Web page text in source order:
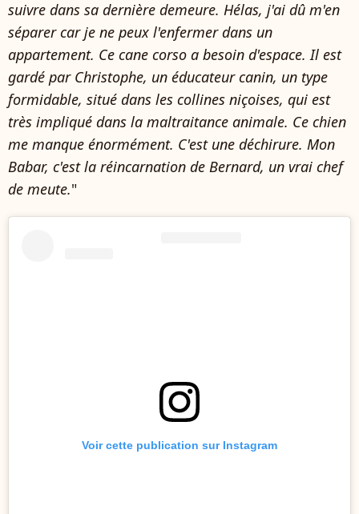
suivre dans sa dernière demeure. Hélas, j'ai dû m'en
séparer car je ne peux l'enfermer dans un
appartement. Ce cane corso a besoin d'espace. Il est
gardé par Christophe, un éducateur canin, un type
formidable, situé dans les collines niçoises, qui est
très impliqué dans la maltraitance animale. Ce chien
me manque énormément. C'est une déchirure. Mon
Babar, c'est la réincarnation de Bernard, un vrai chef
de meute."
Voir cette publication sur Instagram